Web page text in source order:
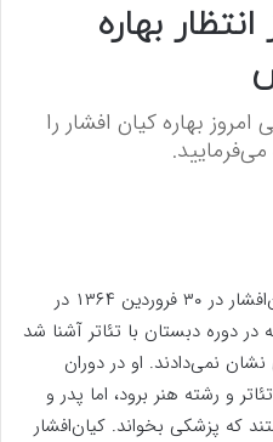
بهاره
بهاره کیان افشار را
هاره کیان‌افشار در ۳۰ فروردین ۱۳۶۴ در
در دوره دبستان با تئاتر آشنا شد
نمی‌دادند. او در دوران
و رشته هنر برود، اما پدر و
که پزشکی بخواند. کیان‌افشار